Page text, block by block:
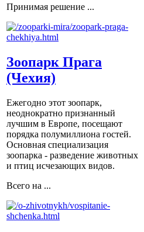
Принимая решение ...
Зоопарк Прага
(Чехия)
Ежегодно этот зоопарк,
неоднократно признанный
лучшим в Европе, посещают
порядка полумиллиона гостей.
Основная специализация
зоопарка - разведение животных
и птиц исчезающих видов.
Всего на ...